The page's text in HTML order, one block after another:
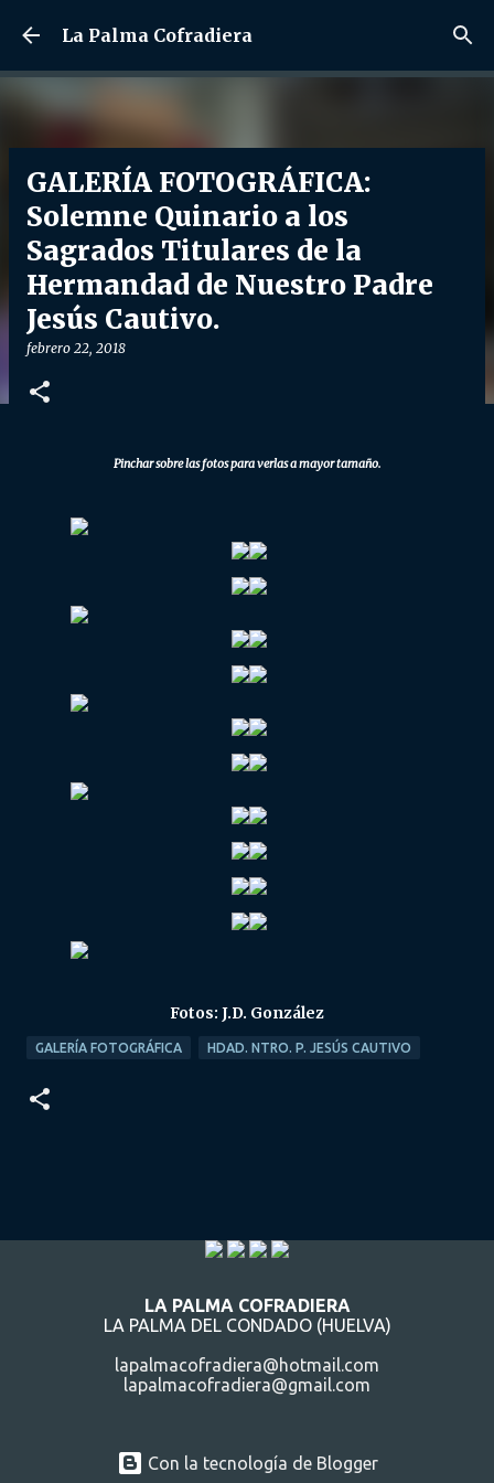
Ir al contenido principal
La Palma Cofradiera
GALERÍA FOTOGRÁFICA:
Solemne Quinario a los
Sagrados Titulares de la
Hermandad de Nuestro Padre
Jesús Cautivo.
febrero 22, 2018
Pinchar sobre las fotos para verlas a mayor tamaño.
Fotos: J.D. González
GALERÍA FOTOGRÁFICA HDAD. NTRO. P. JESÚS CAUTIVO
LA PALMA COFRADIERA
LA PALMA DEL CONDADO (HUELVA)
lapalmacofradiera@hotmail.com
lapalmacofradiera@gmail.com
Con la tecnología de Blogger